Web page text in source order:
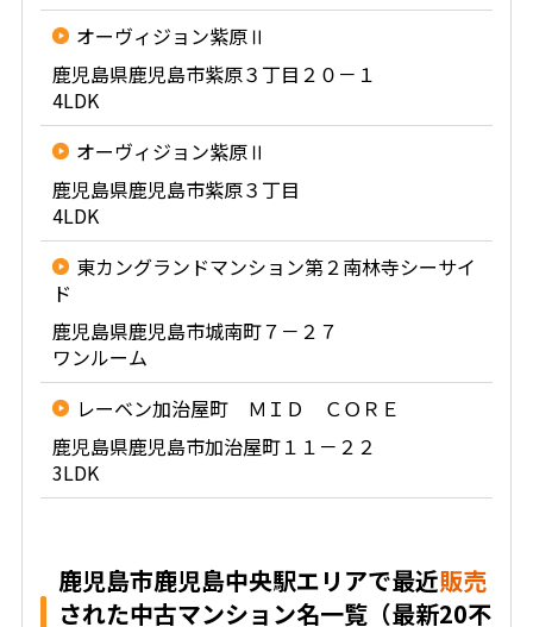
オーヴィジョン紫原Ⅱ
鹿児島県鹿児島市紫原３丁目２０－１
4LDK
オーヴィジョン紫原Ⅱ
鹿児島県鹿児島市紫原３丁目
4LDK
東カングランドマンション第２南林寺シーサイ
ド
鹿児島県鹿児島市城南町７－２７
ワンルーム
レーベン加治屋町 ＭＩＤ ＣＯＲＥ
鹿児島県鹿児島市加治屋町１１－２２
3LDK
鹿児島市鹿児島中央駅エリアで最近販売
された中古マンション名一覧（最新20不